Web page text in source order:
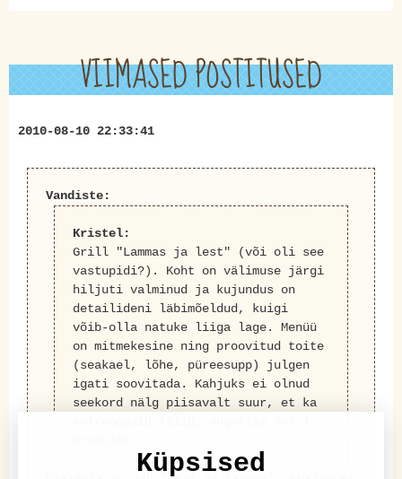
VIIMASED POSTITUSED
2010-08-10 22:33:41
Vandiste:
Kristel:
Grill "Lammas ja lest" (või oli see
vastupidi?). Koht on välimuse järgi
hiljuti valminud ja kujundus on
detailideni läbimõeldud, kuigi
võib-olla natuke liiga lage. Menüü
on mitmekesine ning proovitud toite
(seakael, lõhe, püreesupp) julgen
igati soovitada. Kahjuks ei olnud
seekord nälg piisavalt suur, et ka
Küpsised